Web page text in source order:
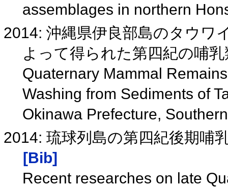
assemblages in northern
2014: 沖縄県伊良部島のタウワ
よって得られた第四紀の哺
Quaternary Mammal
Washing from Sediments of
Okinawa Prefecture,
2014: 琉球列島の第四紀後期哺
[Bib]
Recent researches on late